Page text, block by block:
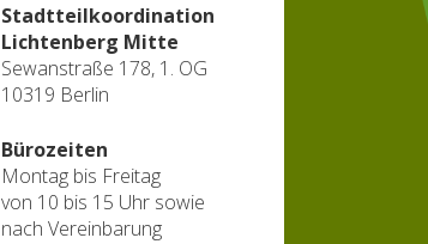
Stadtteilkoordination
Lichtenberg Mitte
Sewanstraße 178, 1. OG
10319 Berlin
Bürozeiten
Montag bis Freitag
von 10 bis 15 Uhr sowie
nach Vereinbarung